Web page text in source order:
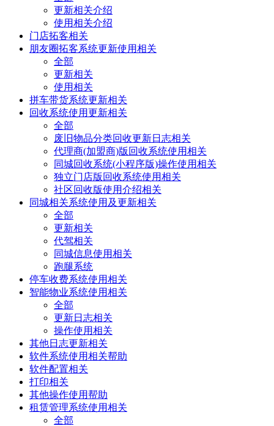
更新相关介绍
使用相关介绍
门店拓客相关
朋友圈拓客系统更新使用相关
全部
更新相关
使用相关
拼车带货系统更新相关
回收系统使用更新相关
全部
废旧物品分类回收更新日志相关
代理商(加盟商)版回收系统使用相关
同城回收系统(小程序版)操作使用相关
独立门店版回收系统使用相关
社区回收版使用介绍相关
同城相关系统使用及更新相关
全部
更新相关
代驾相关
同城信息使用相关
跑腿系统
停车收费系统使用相关
智能物业系统使用相关
全部
更新日志相关
操作使用相关
其他日志更新相关
软件系统使用相关帮助
软件配置相关
打印相关
其他操作使用帮助
租赁管理系统使用相关
全部